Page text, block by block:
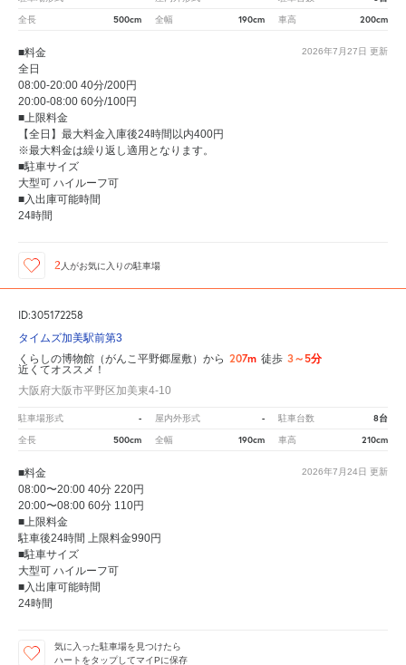
全長 500cm 全幅 190cm 車高 200cm
2026年7月27日 更新
■料金
全日
08:00-20:00 40分/200円
20:00-08:00 60分/100円
■上限料金
【全日】最大料金入庫後24時間以内400円
※最大料金は繰り返し適用となります。
■駐車サイズ
大型可 ハイルーフ可
■入出庫可能時間
24時間
2 人がお気に入りの駐車場
ID:305172258
タイムズ加美駅前第3
くらしの博物館（がんこ平野郷屋敷）から 207m 徒歩 3～5分
近くてオススメ！
大阪府大阪市平野区加美東4-10
駐車場形式 - 屋内外形式 - 駐車台数 8台
全長 500cm 全幅 190cm 車高 210cm
2026年7月24日 更新
■料金
08:00〜20:00 40分 220円
20:00〜08:00 60分 110円
■上限料金
駐車後24時間 上限料金990円
■駐車サイズ
大型可 ハイルーフ可
■入出庫可能時間
24時間
気に入った駐車場を見つけたら
ハートをタップしてマイPに保存